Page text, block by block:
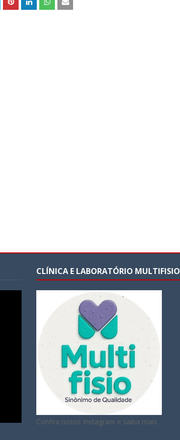
CLÍNICA E LABORATÓRIO MULTIFISIO
Confira nosso Instagram e saiba mais